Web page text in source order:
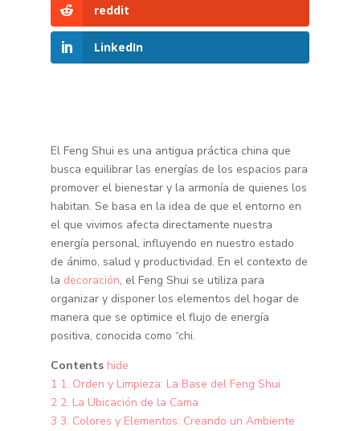
reddit
LinkedIn
El Feng Shui es una antigua práctica china que
busca equilibrar las energías de los espacios para
promover el bienestar y la armonía de quienes los
habitan. Se basa en la idea de que el entorno en
el que vivimos afecta directamente nuestra
energía personal, influyendo en nuestro estado
de ánimo, salud y productividad. En el contexto de
la decoración, el Feng Shui se utiliza para
organizar y disponer los elementos del hogar de
manera que se optimice el flujo de energía
positiva, conocida como “chi.
Contents hide
1 1. Orden y Limpieza: La Base del Feng Shui
2 2. La Ubicación de la Cama
3 3. Colores y Elementos: Creando un Ambiente